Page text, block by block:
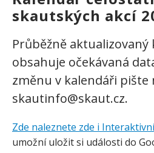
skautských akcí
Průběžně
obsahuje očekávaná
změnu v kalendáři pište
skautinfo@skaut.cz.
Zde naleznete zde i
umožní uložit si události do